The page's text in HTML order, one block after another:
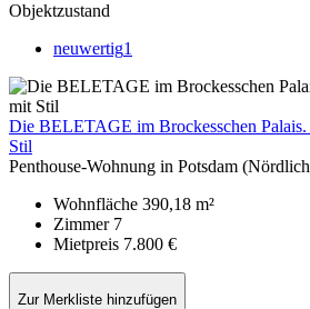
Objektzustand
neuwertig1
Die BELETAGE im Brockesschen
Stil
Penthouse-Wohnung in Potsdam
Wohnfläche 390,18 m²
Zimmer 7
Mietpreis 7.800 €
Zur Merkliste hinzufügen